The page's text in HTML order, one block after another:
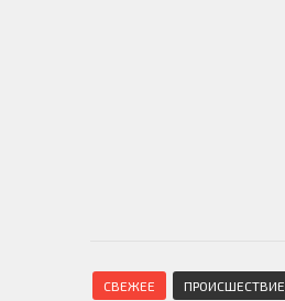
СВЕЖЕЕ ПРОИСШЕСТВИЕ